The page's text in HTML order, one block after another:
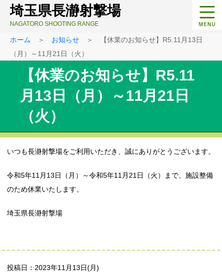
埼玉県長瀞射撃場
NAGATORO SHOOTING RANGE
ホーム ＞ お知らせ ＞ 【休業のお知らせ】R5.11月13日
（月）～11月21日（火）
【休業のお知らせ】R5.11
月13日（月）～11月21日
（火）
いつも長瀞射撃場をご利用いただき、誠にありがとうございます。
令和5年11月13日（月）～令和5年11月21日（火）まで、施設整備
のため休業いたします。
埼玉県長瀞射撃場
投稿日：2023年11月13日(月)